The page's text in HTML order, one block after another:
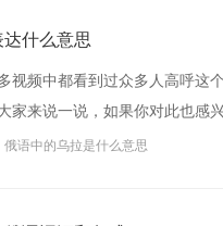
什么意思
视频中都看到过众多人高呼这
家来说一说，如果你对此也感
俄语中的乌拉是什么意思